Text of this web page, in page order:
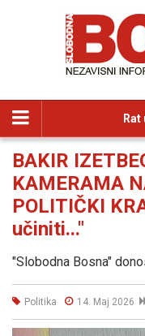
Rat
BAKIR
KAMERAMA
POLITIČKI
učiniti..."
"Slobodna Bosna"
Politika 14. Maj 2026